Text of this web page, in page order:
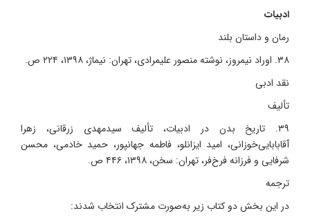
ادبیات
رمان و داستان بلند
۳۸. اوراد نیمروز، نوشته منصور علیمرادی، تهران: نیماژ، ۱۳۹۸، ۲۲۴ ص.
نقد ادبی
تألیف
۳۹. تاریخ بدن در ادبیات، تألیف سیدمهدی زرقانی، زهرا
آقابابایی‌خوزانی، امید ایزانلو، فاطمه جهانپور، حمید خادمی، محسن
شرفایی و فرزانه فرخ‌فر، تهران: سخن، ۱۳۹۸، ۴۴۶ ص.
ترجمه
در این بخش دو کتاب زیر به‌صورت مشترک انتخاب شدند: